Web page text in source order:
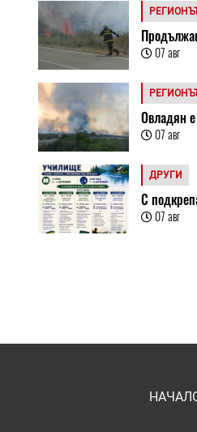
07 авг
Овладян е
07 авг
ДРУГИ
С
07 авг